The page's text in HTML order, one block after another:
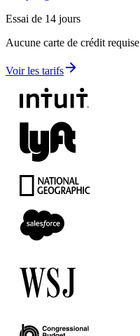
Essai de 14 jours
Aucune carte de crédit requise
Voir les tarifs